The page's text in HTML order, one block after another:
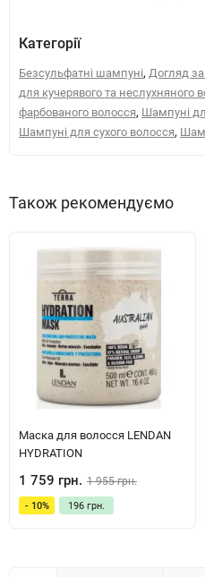
Категорії
Безсульфатні шампуні, Догляд
для кучерявого та неслухняного
фарбованого волосся, Шампуні
Шампуні для сухого волосся,
Також рекомендуємо
Маска для волосся LENDAN
HYDRATION
1 759 грн. 1 955 грн.
- 10% 196 грн.